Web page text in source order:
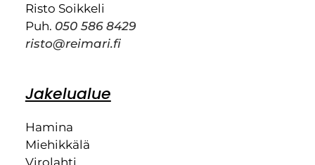
Risto Soikkeli
Puh. 050 586 8429
risto@reimari.fi
Jakelualue
Hamina
Miehikkälä